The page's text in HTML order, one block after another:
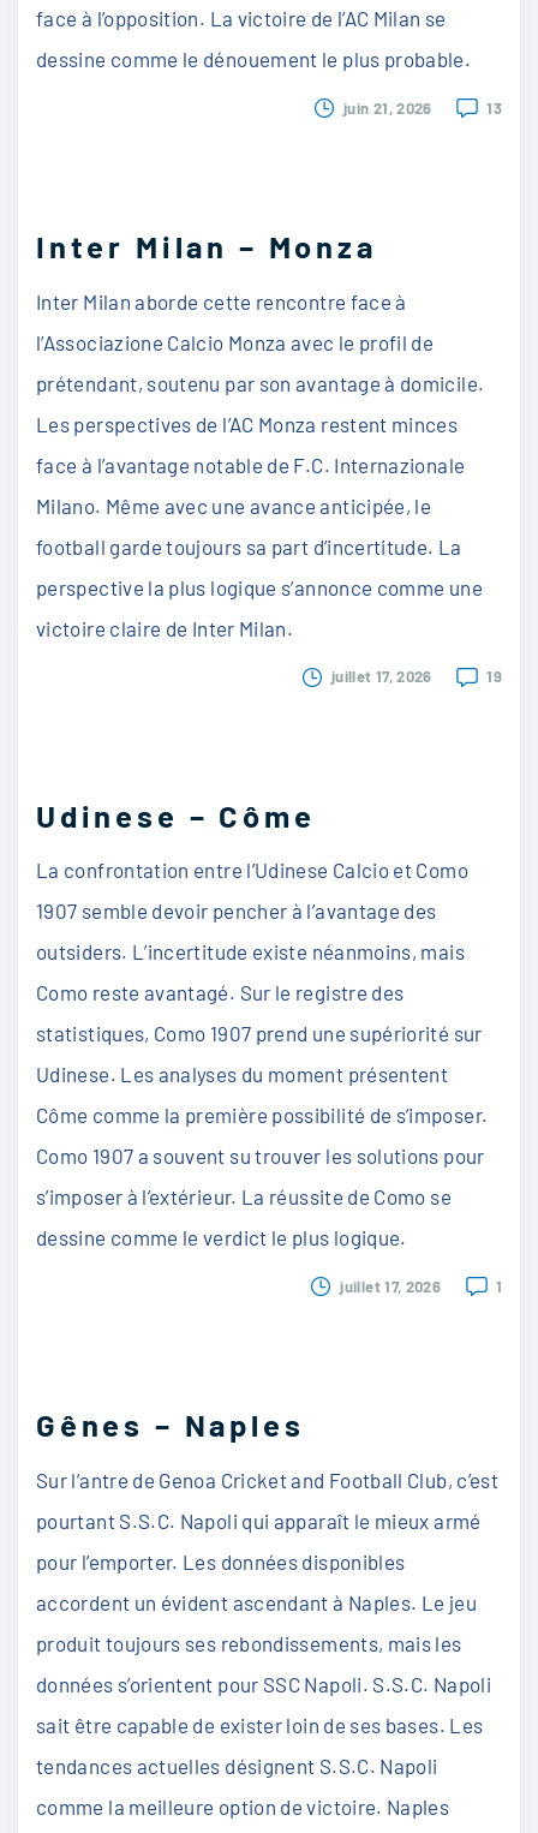
face à l’opposition. La victoire de l’AC Milan se
dessine comme le dénouement le plus probable.
13
juin 21, 2026
Inter Milan – Monza
Inter Milan aborde cette rencontre face à
l’Associazione Calcio Monza avec le profil de
prétendant, soutenu par son avantage à domicile.
Les perspectives de l’AC Monza restent minces
face à l’avantage notable de F.C. Internazionale
Milano. Même avec une avance anticipée, le
football garde toujours sa part d’incertitude. La
perspective la plus logique s’annonce comme une
victoire claire de Inter Milan.
19
juillet 17, 2026
Udinese – Côme
La confrontation entre l’Udinese Calcio et Como
1907 semble devoir pencher à l’avantage des
outsiders. L’incertitude existe néanmoins, mais
Como reste avantagé. Sur le registre des
statistiques, Como 1907 prend une supériorité sur
Udinese. Les analyses du moment présentent
Côme comme la première possibilité de s’imposer.
Como 1907 a souvent su trouver les solutions pour
s’imposer à l’extérieur. La réussite de Como se
dessine comme le verdict le plus logique.
1
juillet 17, 2026
Gênes – Naples
Sur l’antre de Genoa Cricket and Football Club, c’est
pourtant S.S.C. Napoli qui apparaît le mieux armé
pour l’emporter. Les données disponibles
accordent un évident ascendant à Naples. Le jeu
produit toujours ses rebondissements, mais les
données s’orientent pour SSC Napoli. S.S.C. Napoli
sait être capable de exister loin de ses bases. Les
tendances actuelles désignent S.S.C. Napoli
comme la meilleure option de victoire. Naples